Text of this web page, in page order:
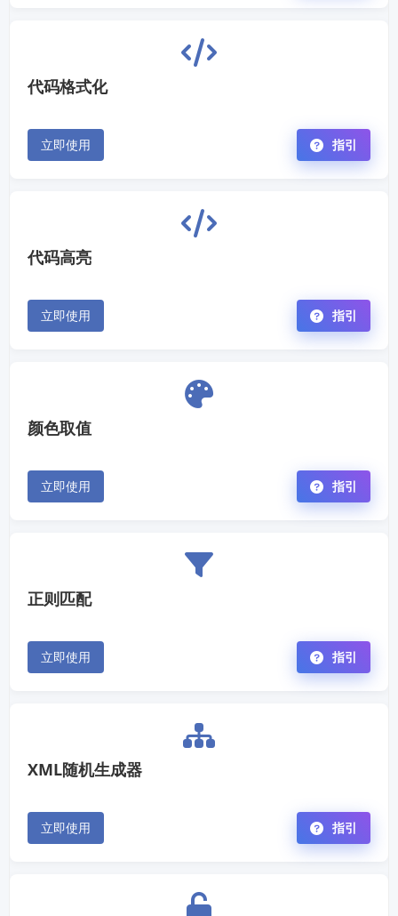
代码格式化
立即使用 指引
代码高亮
立即使用 指引
颜色取值
立即使用 指引
正则匹配
立即使用 指引
XML随机生成器
立即使用 指引